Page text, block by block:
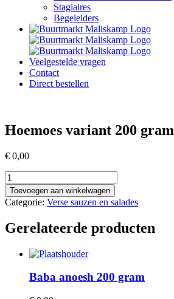
Stagiaires
Begeleiders
Veelgestelde vragen
Contact
Direct bestellen
Hoemoes variant 200 gram
€ 0,00
Hoemoes
variant
200
gram
Toevoegen aan winkelwagen
Categorie: Verse sauzen en salades
Gerelateerde producten
Baba anoesh 200 gram